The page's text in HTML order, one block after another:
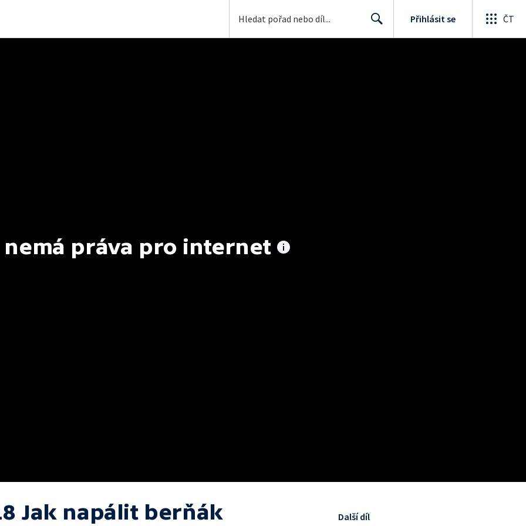
Přihlásit se ČT
nemá práva pro internet
Jak napálit berňák Další díl